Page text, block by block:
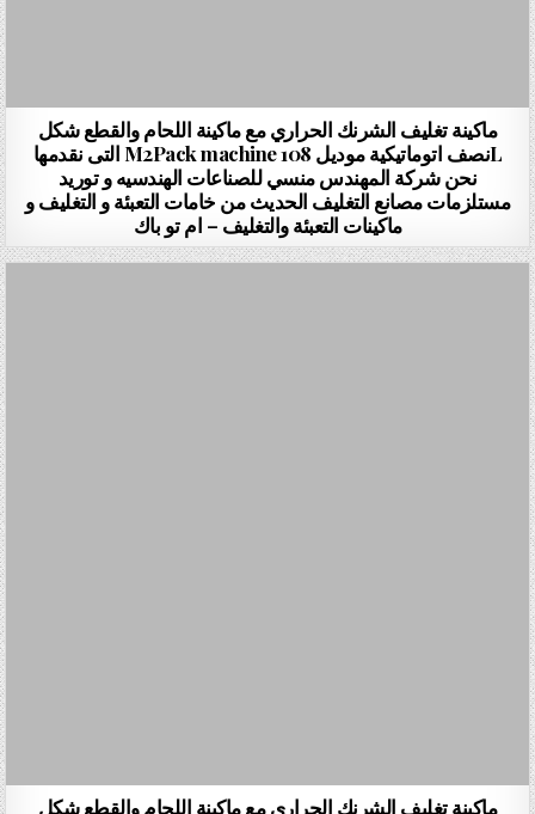
ماكينة تغليف الشرنك الحراري مع ماكينة اللحام والقطع شكل
Lنصف اتوماتيكية موديل 108 M2Pack machine التى نقدمها
نحن شركة المهندس منسي للصناعات الهندسيه و توريد
مستلزمات مصانع التغليف الحديث من خامات التعبئة و التغليف و
ماكينات التعبئة والتغليف – ام تو باك
ماكينة تغليف الشرنك الحراري مع ماكينة اللحام والقطع شكل